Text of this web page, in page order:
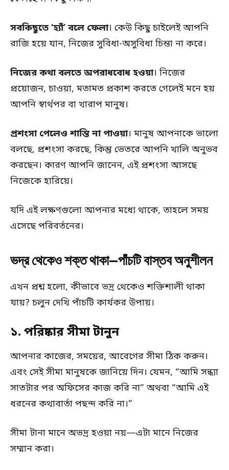
সবকিছুতে ‘হ্যাঁ’ বলে ফেলা। কেউ কিছু চাইলেই আপনি
রাজি হয়ে যান, নিজের সুবিধা-অসুবিধা চিন্তা না করে।
নিজের কথা বলতে অপরাধবোধ হওয়া। নিজের
প্রয়োজন, চাওয়া, মতামত প্রকাশ করতে গেলেই মনে হয়
আপনি স্বার্থপর বা খারাপ মানুষ।
প্রশংসা পেলেও শান্তি না পাওয়া। মানুষ আপনাকে ভালো
বলছে, প্রশংসা করছে, কিন্তু ভেতরে আপনি খালি অনুভব
করছেন। কারণ আপনি জানেন, এই প্রশংসা আসছে
নিজেকে হারিয়ে।
যদি এই লক্ষণগুলো আপনার মধ্যে থাকে, তাহলে সময়
এসেছে পরিবর্তনের।
ভদ্র থেকেও শক্ত থাকা—পাঁচটি বাস্তব অনুশীলন
এখন প্রশ্ন হলো, কীভাবে ভদ্র থেকেও শক্তিশালী থাকা
যায়? চলুন দেখি পাঁচটি কার্যকর উপায়।
১. পরিষ্কার সীমা টানুন
আপনার কাজের, সময়ের, আবেগের সীমা ঠিক করুন।
এবং সেই সীমা মানুষকে জানিয়ে দিন। যেমন, “আমি সন্ধ্যা
সাতটার পর অফিসের কাজ করি না” অথবা “আমি এই
ধরনের কথাবার্তা পছন্দ করি না।”
সীমা টানা মানে অভদ্র হওয়া নয়—এটা মানে নিজের
সম্মান করা।